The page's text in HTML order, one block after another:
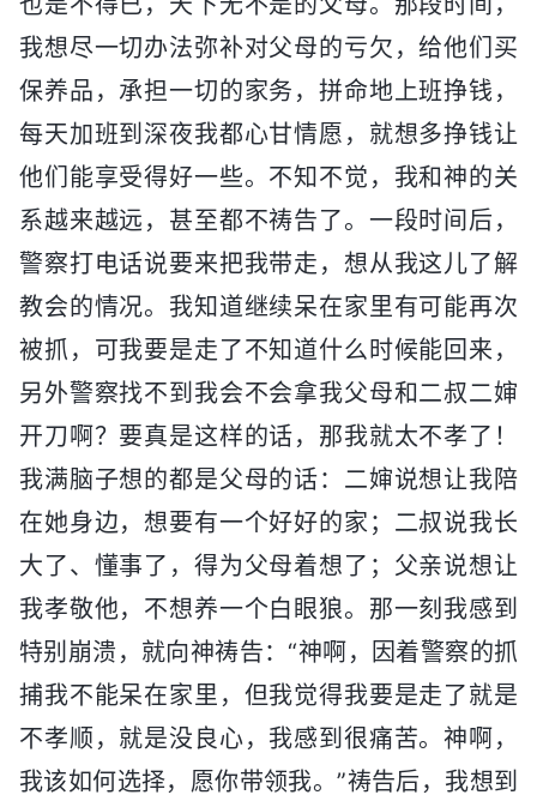
我想尽一切办法弥补对父母的亏欠，给他们买
保养品，承担一切的家务，拼命地上班挣钱，
每天加班到深夜我都心甘情愿，就想多挣钱让
他们能享受得好一些。不知不觉，我和神的关
系越来越远，甚至都不祷告了。一段时间后，
警察打电话说要来把我带走，想从我这儿了解
教会的情况。我知道继续呆在家里有可能再次
被抓，可我要是走了不知道什么时候能回来，
另外警察找不到我会不会拿我父母和二叔二婶
开刀啊？要真是这样的话，那我就太不孝了！
我满脑子想的都是父母的话：二婶说想让我陪
在她身边，想要有一个好好的家；二叔说我长
大了、懂事了，得为父母着想了；父亲说想让
我孝敬他，不想养一个白眼狼。那一刻我感到
特别崩溃，就向神祷告：“神啊，因着警察的抓
捕我不能呆在家里，但我觉得我要是走了就是
不孝顺，就是没良心，我感到很痛苦。神啊，
我该如何选择，愿你带领我。”祷告后，我想到